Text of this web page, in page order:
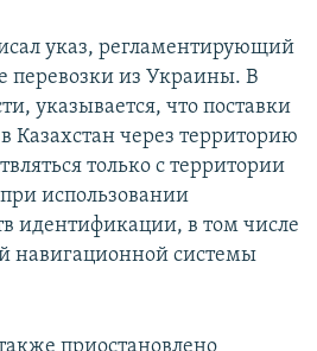
указ, регламентирующий
перевозки из Украины. В
указывается, что поставки
Казахстан через территорию
только с территории
использовании
идентификации, в том числе
навигационной системы